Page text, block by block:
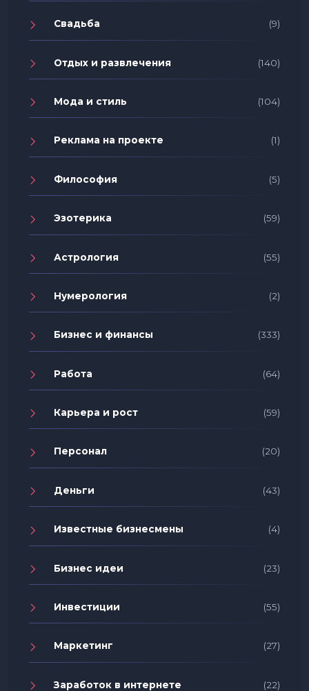
Свадьба (9)
Отдых и развлечения (140)
Мода и стиль (104)
Реклама на проекте (1)
Философия (5)
Эзотерика (59)
Астрология (55)
Нумерология (2)
Бизнес и финансы (333)
Работа (64)
Карьера и рост (59)
Персонал (20)
Деньги (43)
Известные бизнесмены (4)
Бизнес идеи (23)
Инвестиции (55)
Маркетинг (27)
Заработок в интернете (22)